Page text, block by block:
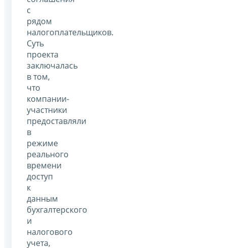
с
рядом
налогоплательщиков.
Суть
проекта
заключалась
в том,
что
компании-
участники
предоставляли
в
режиме
реального
времени
доступ
к
данным
бухгалтерского
и
налогового
учета,